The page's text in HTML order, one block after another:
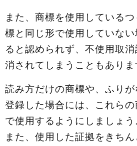
また、商標を使用している
標と同じ形で使用していな
ると認められず、不使用取
消されてしまうこともありま
読み方だけの商標や、ふり
登録した場合には、これら
で使用するようにしましょう
また、使用した証拠をきち